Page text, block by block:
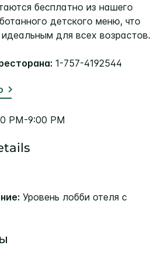
бесплатно из нашего
детского меню, что
для всех возрастов.
1-757-4192544
PM-9:00 PM
Уровень лобби отеля с